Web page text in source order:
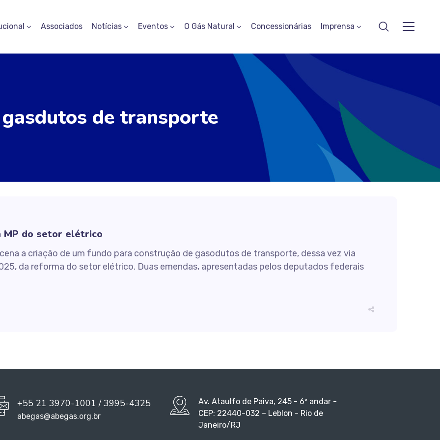
Associados Notícias Eventos O Gás Natural Concessionárias Imprensa
gasdutos de transporte
MP do setor elétrico
a criação de um fundo para construção de gasodutos de transporte, dessa vez via
da reforma do setor elétrico. Duas emendas, apresentadas pelos deputados federais
+55 21 3970-1001 / 3995-4325
abegas@abegas.org.br
Av. Ataulfo de Paiva, 245 - 6º andar -
CEP: 22440-032 – Leblon - Rio de
Janeiro/RJ